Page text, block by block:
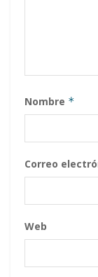
Nombre *
Correo
Web